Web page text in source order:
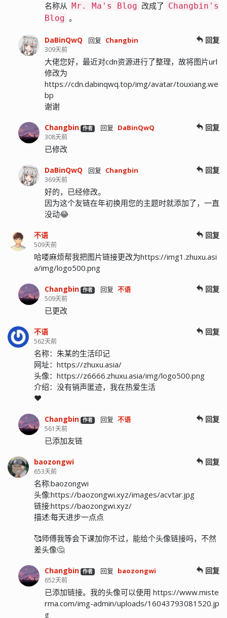
名称从 Mr. Ma's Blog 改成了 Changbin's
Blog 。
DaBinQwQ 回复 Changbin
309天前
回复
大佬您好，最近对cdn资源进行了整理，故将图片url
修改为
https://cdn.dabinqwq.top/img/avatar/touxiang.we
bp
谢谢
Changbin 作者 回复 DaBinQwQ
308天前
回复
已修改
DaBinQwQ 回复 Changbin
369天前
回复
好的，已经修改。
因为这个友链在年初换用您的主题时就添加了，一直
没动😂
不语
509天前
回复
哈喽麻烦帮我把图片链接更改为https://img1.zhuxu.asi
a/img/logo500.png
Changbin 作者 回复 不语
509天前
回复
已更改
不语
562天前
回复
名称：朱某的生活印记
网址：https://zhuxu.asia/
头像：https://z6666.zhuxu.asia/img/logo500.png
介绍：没有销声匿迹，我在热爱生活
❤️
Changbin 作者 回复 不语
561天前
回复
已添加友链
baozongwi
653天前
回复
名称:baozongwi
头像:https://baozongwi.xyz/images/acvtar.jpg
链接:https://baozongwi.xyz/
描述:每天进步一点点
🥰师傅我等会下课加你不过，能给个头像链接吗，不然
差头像🤔
Changbin 作者 回复 baozongwi
652天前
回复
已添加链接。我的头像可以使用 https://www.miste
rma.com/img-admin/uploads/16043793081520.jp
g